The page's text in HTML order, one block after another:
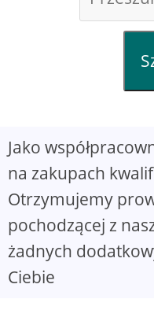
Jako
na zakupach
Otrzymujemy
pochodzącej z
żadnych
Ciebie